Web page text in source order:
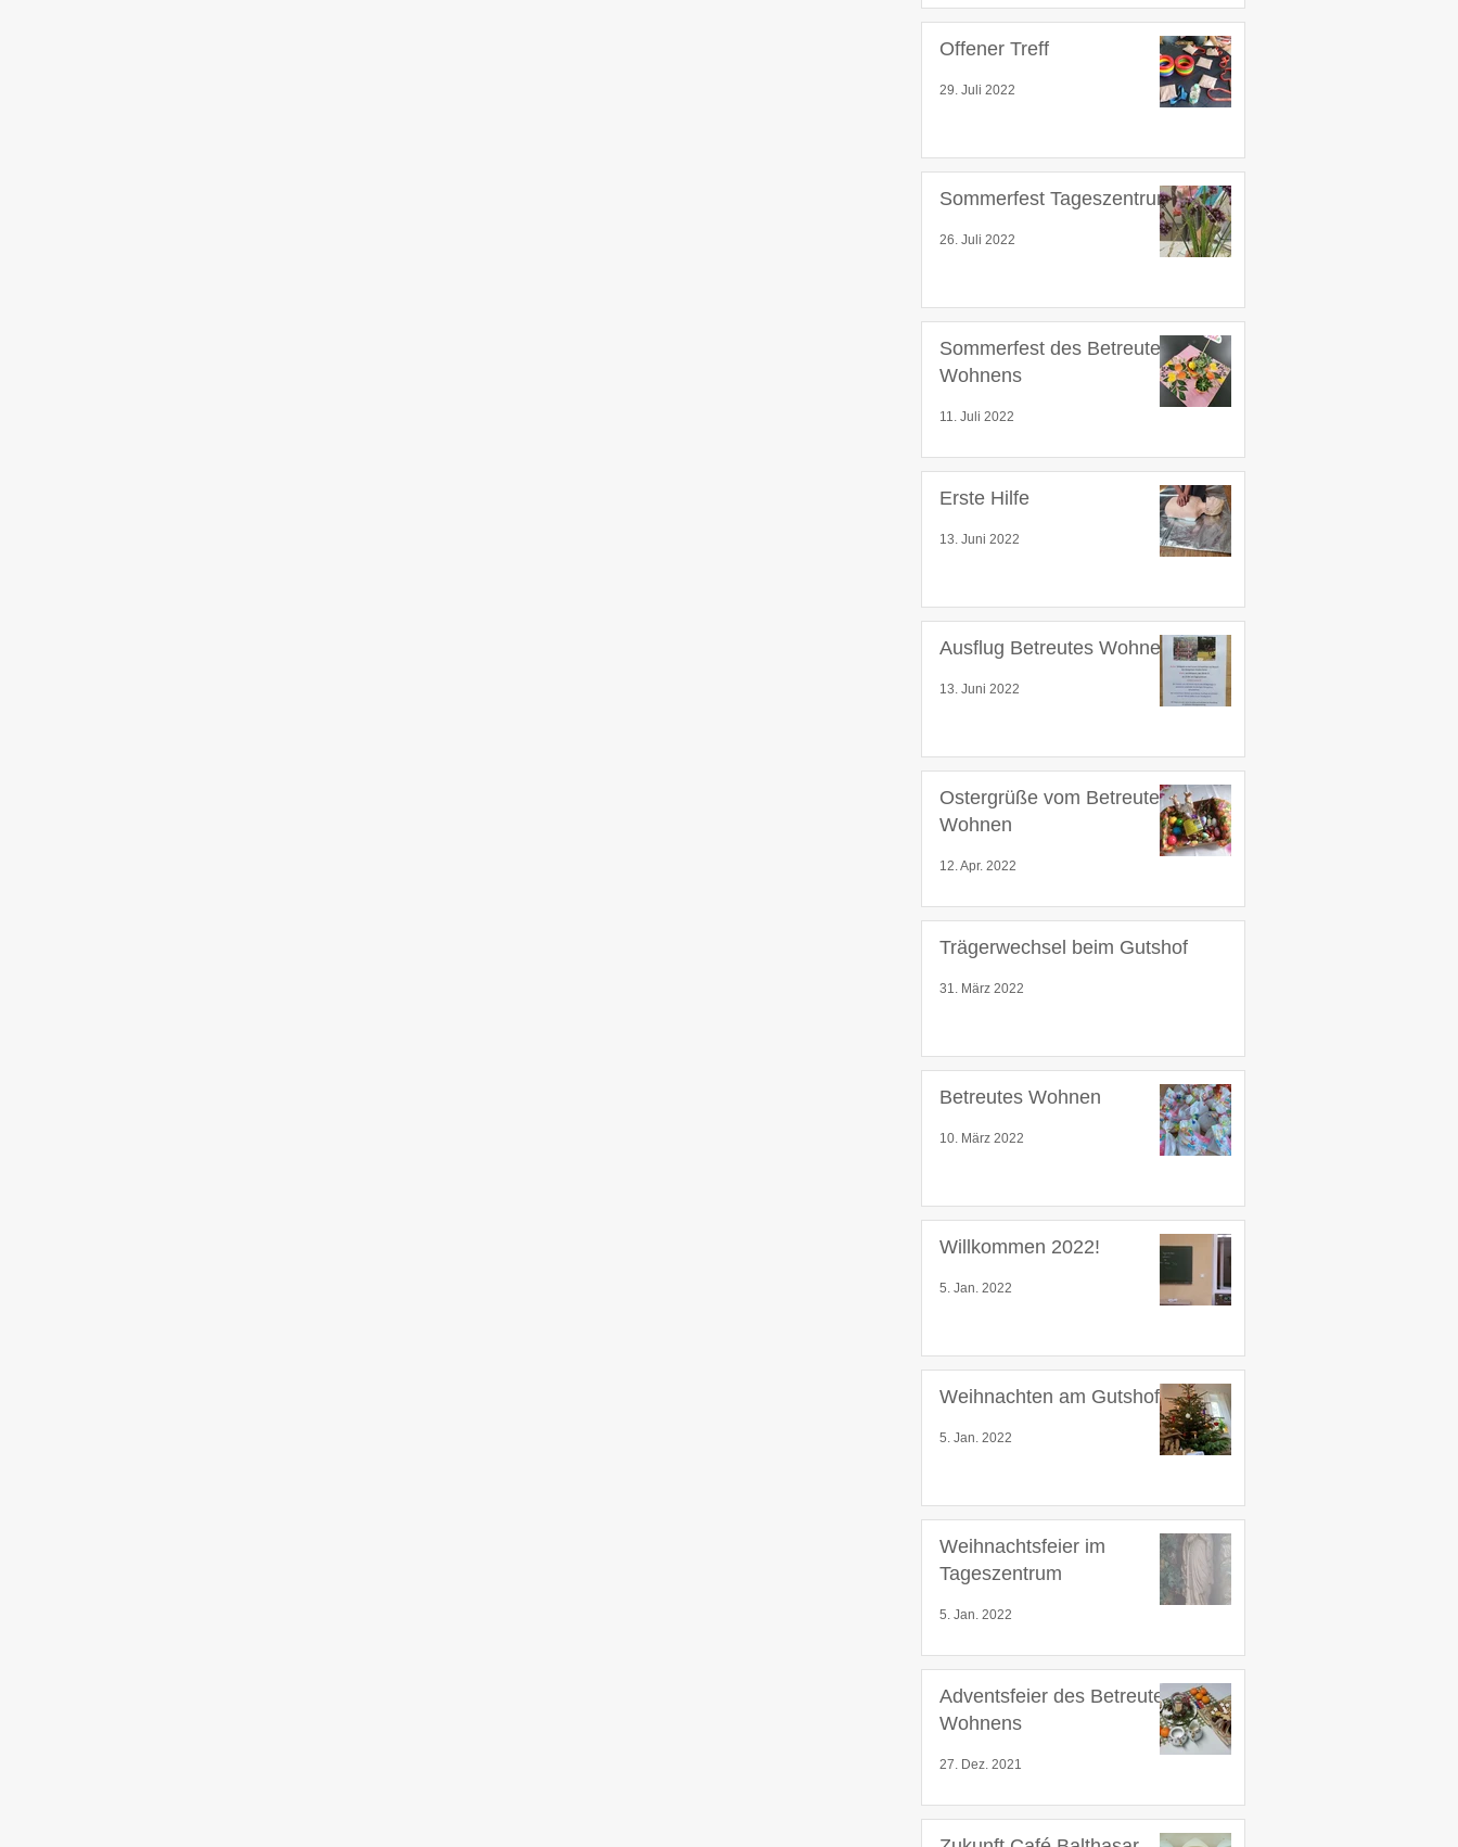
Offener Treff
29. Juli 2022
Sommerfest Tageszentrum
26. Juli 2022
Sommerfest des Betreuten
Wohnens
11. Juli 2022
Erste Hilfe
13. Juni 2022
Ausflug Betreutes Wohnen
13. Juni 2022
Ostergrüße vom Betreuten
Wohnen
12. Apr. 2022
Trägerwechsel beim Gutshof
31. März 2022
Betreutes Wohnen
10. März 2022
Willkommen 2022!
5. Jan. 2022
Weihnachten am Gutshof
5. Jan. 2022
Weihnachtsfeier im
Tageszentrum
5. Jan. 2022
Adventsfeier des Betreuten
Wohnens
27. Dez. 2021